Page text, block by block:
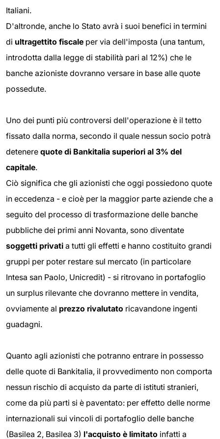
Italiani.
D'altronde, anche lo Stato avrà i suoi benefici in termini
di ultragettito fiscale per via dell'imposta (una tantum,
introdotta dalla legge di stabilità pari al 12%) che le
banche azioniste dovranno versare in base alle quote
possedute.
Uno dei punti più controversi dell'operazione è il tetto
fissato dalla norma, secondo il quale nessun socio potrà
detenere quote di Bankitalia superiori al 3% del
capitale.
Ciò significa che gli azionisti che oggi possiedono quote
in eccedenza - e cioè per la maggior parte aziende che a
seguito del processo di trasformazione delle banche
pubbliche dei primi anni Novanta, sono diventate
soggetti privati a tutti gli effetti e hanno costituito grandi
gruppi per poter restare sul mercato (in particolare
Intesa san Paolo, Unicredit) - si ritrovano in portafoglio
un surplus rilevante che dovranno mettere in vendita,
ovviamente al prezzo rivalutato ricavandone ingenti
guadagni.
Quanto agli azionisti che potranno entrare in possesso
delle quote di Bankitalia, il provvedimento non comporta
nessun rischio di acquisto da parte di istituti stranieri,
come da più parti si è paventato: per effetto delle norme
internazionali sui vincoli di portafoglio delle banche
(Basilea 2, Basilea 3) l'acquisto è limitato infatti a